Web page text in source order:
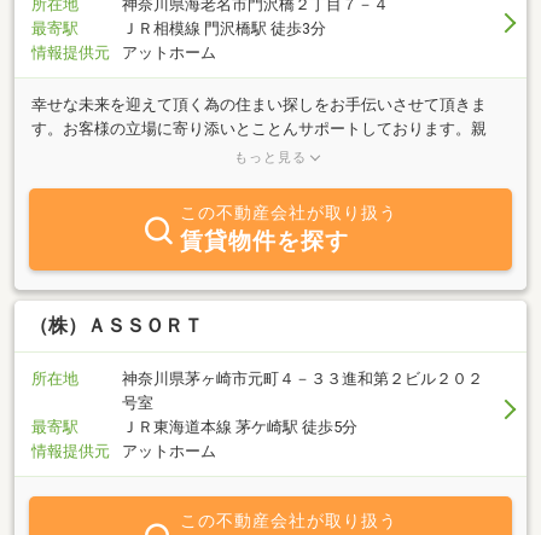
所在地
神奈川県海老名市門沢橋２丁目７－４
最寄駅
ＪＲ相模線 門沢橋駅 徒歩3分
情報提供元
アットホーム
幸せな未来を迎えて頂く為の住まい探しをお手伝いさせて頂きま
す。お客様の立場に寄り添いとことんサポートしております。親
切・丁寧をモットーに今後も皆様のお役に立てるよう頑張って参り
もっと見る
この不動産会社が取り扱う
賃貸物件を探す
（株）ＡＳＳＯＲＴ
所在地
神奈川県茅ヶ崎市元町４－３３進和第２ビル２０２
号室
最寄駅
ＪＲ東海道本線 茅ケ崎駅 徒歩5分
情報提供元
アットホーム
この不動産会社が取り扱う